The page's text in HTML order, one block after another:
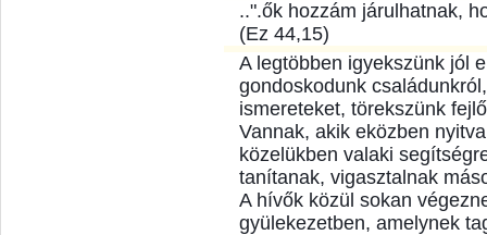
..".ők hozzám járulhatnak,
(Ez 44,15)
A legtöbben igyekszünk jól
gondoskodunk
ismereteket, törekszünk
Vannak, akik eközben
közelükben valaki
tanítanak, vigasztalnak
A hívők közül sokan
gyülekezetben, amelynek